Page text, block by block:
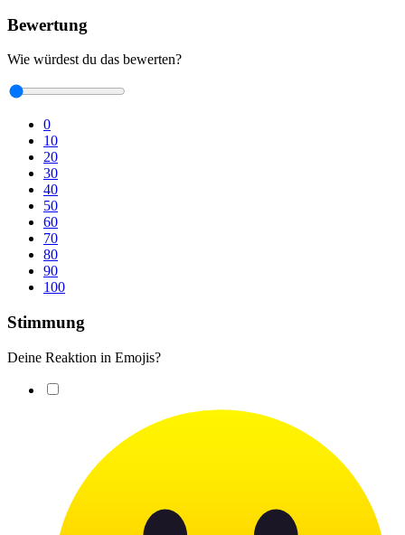
Bewertung
Wie würdest du das bewerten?
0
10
20
30
40
50
60
70
80
90
100
Stimmung
Deine Reaktion in Emojis?